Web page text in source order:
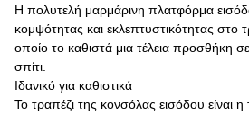
Η πολυτελή μαρμάρινη πλατφόρμα
κομψότητας και εκλεπτυστικότητας στο
οποίο το καθιστά μια τέλεια προσθήκη
σπίτι.
Ιδανικό για καθιστικά
Το τραπέζι της κονσόλας εισόδου είναι